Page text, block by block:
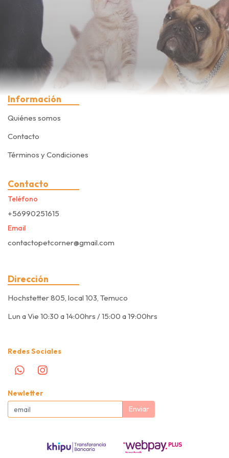
Información
Quiénes somos
Contacto
Términos y Condiciones
Contacto
Teléfono
+56990251615
Email
contactopetcorner@gmail.com
Dirección
Hochstetter 805, local 103, Temuco
Lun a Vie 10:30 a 14:00hrs / 15:00 a 19:00hrs
Redes Sociales
Newletter
Enviar